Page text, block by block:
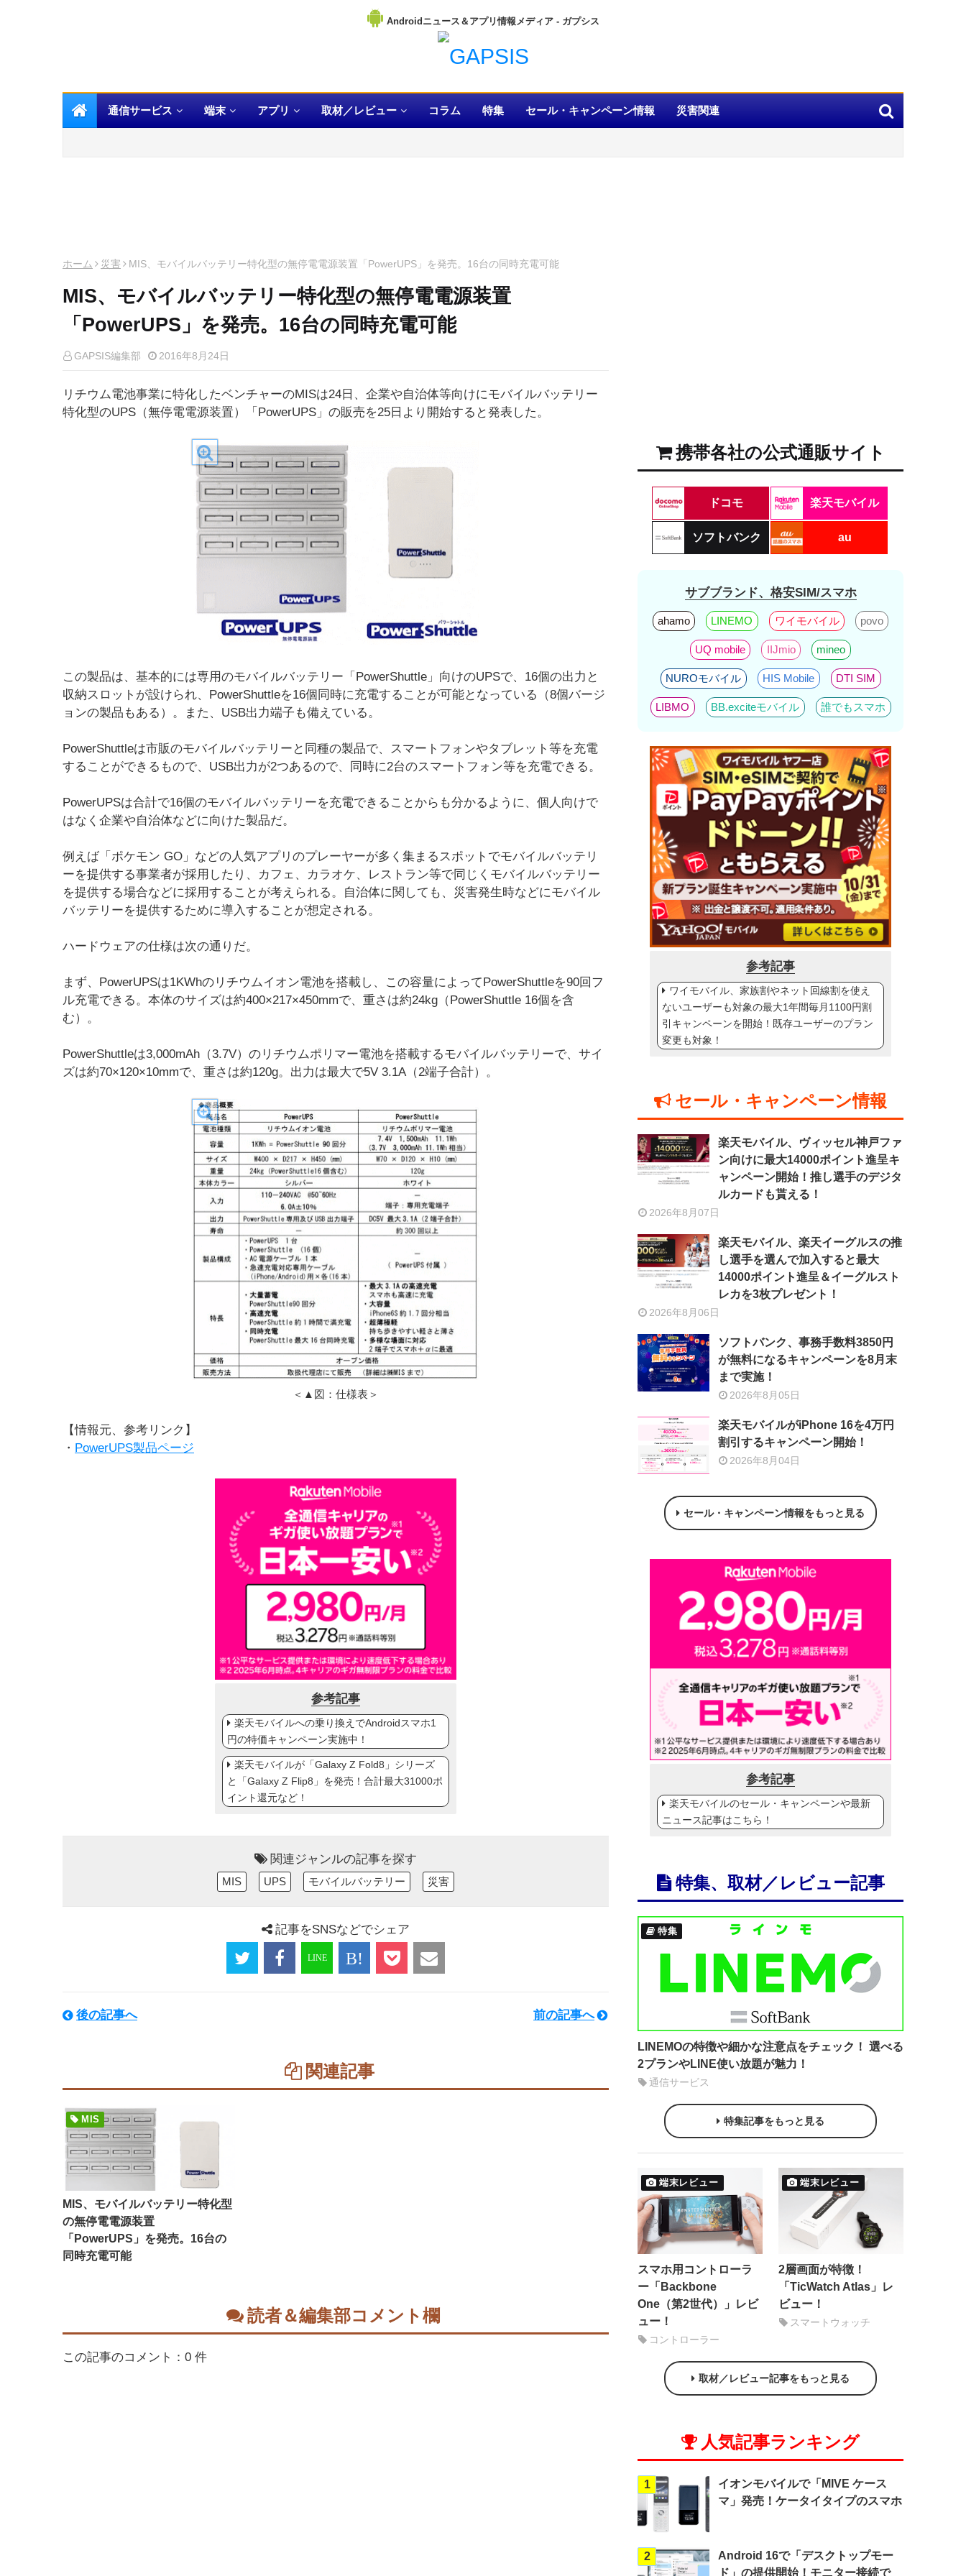
Androidニュース＆アプリ情報メディア
通信サービス 端末 アプリ 取材／レビュー コラム 特集 セール・キャンペーン情報 災害関連
ホーム 災害 MIS、モバイルバッテリー特化型の無停電電源装置「PowerUPS」を発売。16台の同時充電可能
MIS、モバイルバッテリー特化型の無停電電源装置
「PowerUPS」を発売。16台の同時充電可能
GAPSIS編集部 2016年8月24日
リチウム電池事業に特化したベンチャーのMISは24日、企業や自治体等向けにモバイルバッテリー
特化型のUPS（無停電電源装置）「PowerUPS」の販売を25日より開始すると発表した。
この製品は、基本的には専用のモバイルバッテリー「PowerShuttle」向けのUPSで、16個の出力と
収納スロットが設けられ、PowerShuttleを16個同時に充電することが可能となっている（8個バージ
ョンの製品もある）。また、USB出力端子も備えている。
PowerShuttleは市販のモバイルバッテリーと同種の製品で、スマートフォンやタブレット等を充電
することができるもので、USB出力が2つあるので、同時に2台のスマートフォン等を充電できる。
PowerUPSは合計で16個のモバイルバッテリーを充電できることからも分かるように、個人向けで
はなく企業や自治体などに向けた製品だ。
例えば「ポケモン GO」などの人気アプリのプレーヤーが多く集まるスポットでモバイルバッテリ
ーを提供する事業者が採用したり、カフェ、カラオケ、レストラン等で同じくモバイルバッテリー
を提供する場合などに採用することが考えられる。自治体に関しても、災害発生時などにモバイル
バッテリーを提供するために導入することが想定される。
ハードウェアの仕様は次の通りだ。
まず、PowerUPSは1KWhのリチウムイオン電池を搭載し、この容量によってPowerShuttleを90回フ
ル充電できる。本体のサイズは約400×217×450mmで、重さは約24kg（PowerShuttle 16個を含
む）。
PowerShuttleは3,000mAh（3.7V）のリチウムポリマー電池を搭載するモバイルバッテリーで、サイ
ズは約70×120×10mmで、重さは約120g。出力は最大で5V 3.1A（2端子合計）。
＜▲図：仕様表＞
【情報元、参考リンク】
・ PowerUPS製品ページ
参考記事
楽天モバイルへの乗り換えでAndroidスマホ1
円の特価キャンペーン実施中！
楽天モバイルが「Galaxy Z Fold8」シリーズ
と「Galaxy Z Flip8」を発売！合計最大31000ポ
イント還元など！
関連ジャンルの記事を探す
MIS UPS モバイルバッテリー 災害
記事をSNSなどでシェア
後の記事へ 前の記事へ
関連記事
MIS
MIS、モバイルバッテリー特化型
の無停電電源装置
「PowerUPS」を発売。16台の
同時充電可能
読者＆編集部コメント欄
この記事のコメント：0 件
携帯各社の公式通販サイト
ドコモ 楽天モバイル
ソフトバンク au
サブブランド、格安SIM/スマホ
ahamo LINEMO ワイモバイル povo
UQ mobile IIJmio mineo
NUROモバイル HIS Mobile DTI SIM
LIBMO BB.exciteモバイル 誰でもスマホ
参考記事
ワイモバイル、家族割やネット回線割を使え
ないユーザーも対象の最大1年間毎月1100円割
引キャンペーンを開始！既存ユーザーのプラン
変更も対象！
セール・キャンペーン情報
楽天モバイル、ヴィッセル神戸ファ
ン向けに最大14000ポイント進呈キ
ャンペーン開始！推し選手のデジタ
ルカードも貰える！
2026年8月07日
楽天モバイル、楽天イーグルスの推
し選手を選んで加入すると最大
14000ポイント進呈＆イーグルスト
レカを3枚プレゼント！
2026年8月06日
ソフトバンク、事務手数料3850円
が無料になるキャンペーンを8月末
まで実施！
2026年8月05日
楽天モバイルがiPhone 16を4万円
割引するキャンペーン開始！
2026年8月04日
セール・キャンペーン情報をもっと見る
参考記事
楽天モバイルのセール・キャンペーンや最新
ニュース記事はこちら！
特集、取材／レビュー記事
特集
LINEMOの特徴や細かな注意点をチェック！ 選べる
2プランやLINE使い放題が魅力！
通信サービス
特集記事をもっと見る
端末レビュー
スマホ用コントローラ
ー「Backbone
One（第2世代）」レビ
ュー！
コントローラー
端末レビュー
2層画面が特徴！
「TicWatch Atlas」レ
ビュー！
スマートウォッチ
取材／レビュー記事をもっと見る
人気記事ランキング
1
イオンモバイルで「MIVE ケース
マ」発売！ケータイタイプのスマホ
2
Android 16で「デスクトップモー
ド」の提供開始！モニター接続で